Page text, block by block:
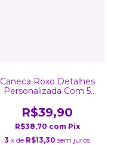
Caneca Roxo Detalhes
Personalizada Com 5
R$39,90
R$38,70 com Pix
3 x de R$13,30 sem juros